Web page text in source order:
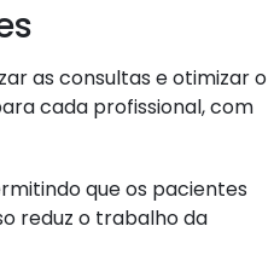
as consultas e otimizar o
cada profissional, com
que os pacientes
reduz o trabalho da